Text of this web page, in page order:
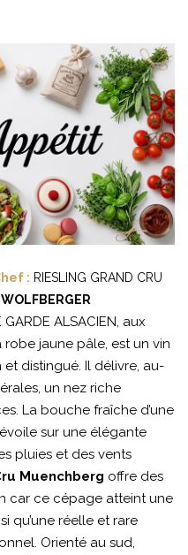
: RIESLING GRAND CRU
WOLFBERGER
ALSACIEN, aux
jaune pâle, est un vin
distingué. Il délivre, au-
un nez riche
La bouche fraîche d’une
sur une élégante
pluies et des vents
Muenchberg offre des
car ce cépage atteint une
qu’une réelle et rare
Orienté au sud,